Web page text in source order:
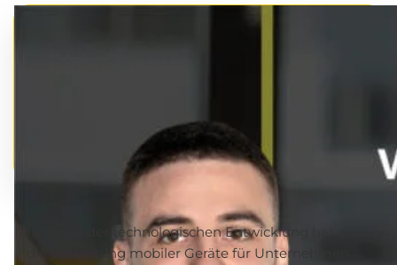
Im Zuge der technologischen Entwicklung hat auch
die Bedeutung mobiler Geräte für Unternehmen